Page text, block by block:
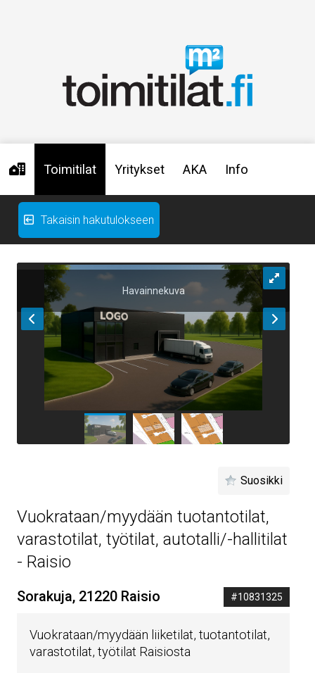
Toimitilat Yritykset AKA Info
Takaisin hakutulokseen
Havainnekuva
Suosikki
Vuokrataan/myydään tuotantotilat,
varastotilat, työtilat, autotalli/-hallitilat
- Raisio
Sorakuja, 21220 Raisio #10831325
Vuokrataan/myydään liiketilat, tuotantotilat,
varastotilat, työtilat Raisiosta